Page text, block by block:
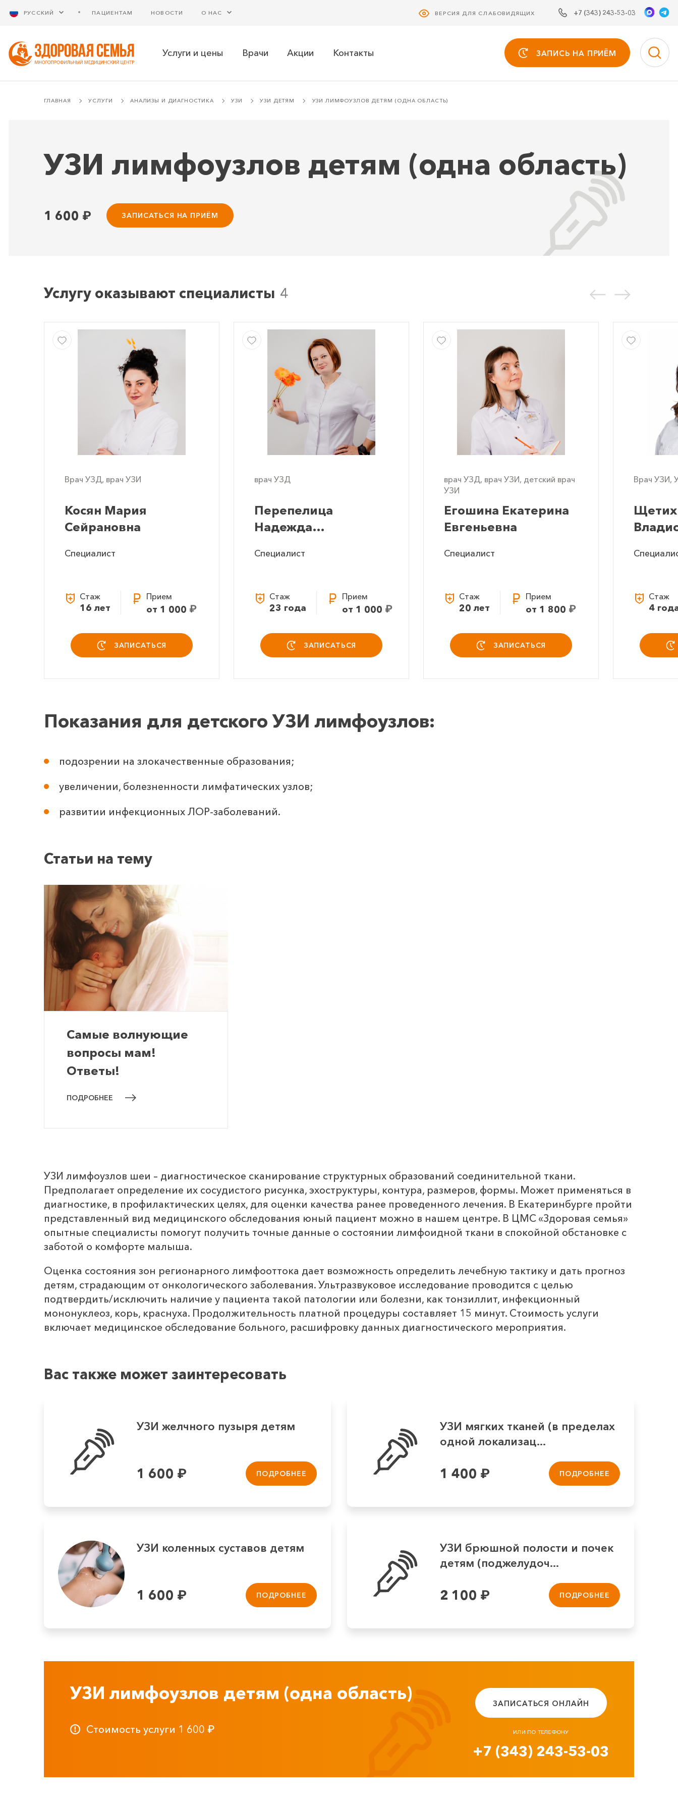
РУССКИЙ ПАЦИЕНТАМ НОВОСТИ О НАС ВЕРСИЯ ДЛЯ СЛАБОВИДЯЩИХ +7 (343) 243-53-03
Услуги и цены Врачи Акции Контакты ЗАПИСЬ НА ПРИЁМ
ГЛАВНАЯ УСЛУГИ АНАЛИЗЫ И ДИАГНОСТИКА УЗИ УЗИ ДЕТЯМ УЗИ ЛИМФОУЗЛОВ ДЕТЯМ (ОДНА ОБЛАСТЬ)
УЗИ лимфоузлов детям (одна область)
1 600 ₽ ЗАПИСАТЬСЯ НА ПРИЁМ
Услугу оказывают специалисты
Врач УЗД, врач УЗИ
Косян Мария
Сейрановна
Специалист
Стаж
16 лет
Прием
от 1 000 ₽
ЗАПИСАТЬСЯ
врач УЗД
Перепелица
Надежда
Специалист
Стаж
23 года
Прием
от 1 000 ₽
ЗАПИСАТЬСЯ
врач УЗД, врач УЗИ, детский врач
УЗИ
Егошина Екатерина
Евгеньевна
Специалист
Стаж
20 лет
Прием
от 1 800 ₽
ЗАПИСАТЬСЯ
Врач УЗИ,
Стаж
4
Показания для детского УЗИ лимфоузлов:
подозрении на злокачественные образования;
увеличении, болезненности лимфатических узлов;
развитии инфекционных ЛОР-заболеваний.
Статьи на тему
Самые волнующие
вопросы мам!
Ответы!
ПОДРОБНЕЕ
УЗИ лимфоузлов шеи – диагностическое сканирование структурных образований соединительной ткани.
Предполагает определение их сосудистого рисунка, эхоструктуры, контура, размеров, формы. Может применяться в
диагностике, в профилактических целях, для оценки качества ранее проведенного лечения. В Екатеринбурге пройти
представленный вид медицинского обследования юный пациент можно в нашем центре. В ЦМС «Здоровая семья»
опытные специалисты помогут получить точные данные о состоянии лимфоидной ткани в спокойной обстановке с
заботой о комфорте малыша.
Оценка состояния зон регионарного лимфооттока дает возможность определить лечебную тактику и дать прогноз
детям, страдающим от онкологического заболевания. Ультразвуковое исследование проводится с целью
подтвердить/исключить наличие у пациента такой патологии или болезни, как тонзиллит, инфекционный
мононуклеоз, корь, краснуха. Продолжительность платной процедуры составляет 15 минут. Стоимость услуги
включает медицинское обследование больного, расшифровку данных диагностического мероприятия.
Вас также может заинтересовать
УЗИ желчного пузыря детям
1 600 ₽ ПОДРОБНЕЕ
УЗИ мягких тканей (в пределах
одной локализац...
1 400 ₽ ПОДРОБНЕЕ
УЗИ коленных суставов детям
1 600 ₽ ПОДРОБНЕЕ
УЗИ брюшной полости и почек
детям (поджелудоч...
2 100 ₽ ПОДРОБНЕЕ
УЗИ лимфоузлов детям (одна область)
Стоимость услуги 1 600 ₽
ЗАПИСАТЬСЯ ОНЛАЙН
ИЛИ ПО ТЕЛЕФОНУ
+7 (343) 243-53-03